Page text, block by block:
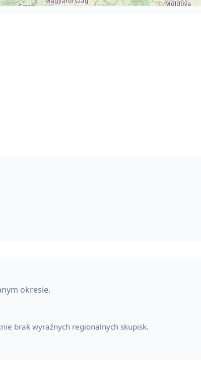
okresie.
brak wyraźnych regionalnych skupisk.